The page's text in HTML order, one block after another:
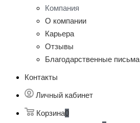
Компания
О компании
Карьера
Отзывы
Благодарственные письма
Контакты
Личный кабинет
Корзина0